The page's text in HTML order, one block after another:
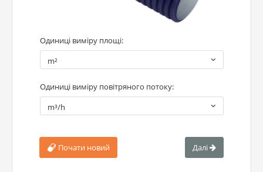
Одиниці виміру площі:
m²
Одиниці виміру повітряного потоку:
m³/h
Далі
Почати новий